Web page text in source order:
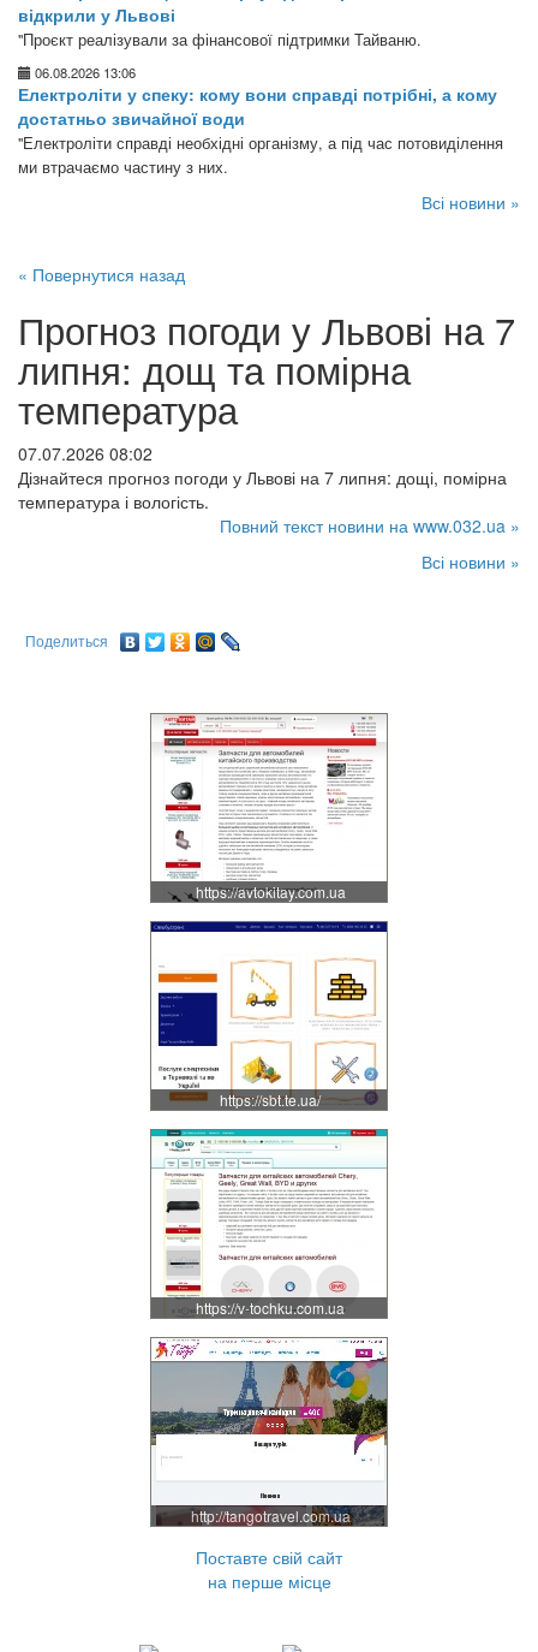
відкрили у Львові
"Проєкт реалізували за фінансової підтримки Тайваню.
06.08.2026 13:06
Електроліти у спеку: кому вони справді потрібні, а кому
достатньо звичайної води
"Електроліти справді необхідні організму, а під час потовиділення
ми втрачаємо частину з них.
Всі новини »
« Повернутися назад
Прогноз погоди у Львові на 7
липня: дощ та помірна
температура
07.07.2026 08:02
Дізнайтеся прогноз погоди у Львові на 7 липня: дощі, помірна
температура і вологість.
Повний текст новини на www.032.ua »
Всі новини »
Поделиться
https://avtokitay.com.ua
https://sbt.te.ua/
https://v-tochku.com.ua
http://tangotravel.com.ua
Поставте свій сайт
на перше місце